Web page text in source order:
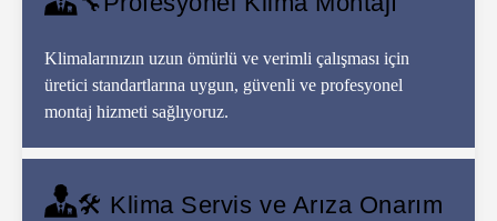
Klimalarınızın uzun ömürlü ve verimli çalışması için
üretici standartlarına uygun, güvenli ve profesyonel
montaj hizmeti sağlıyoruz.
🛠️ Klima Servis ve Arıza Onarım